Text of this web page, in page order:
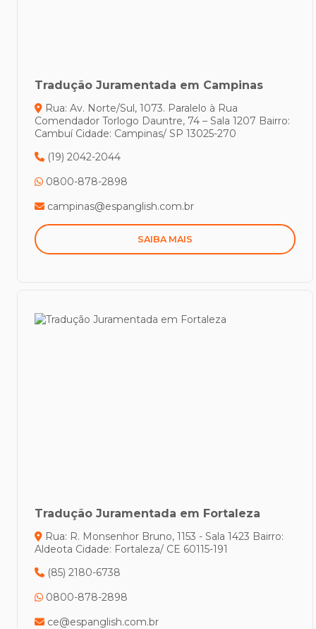
Tradução Juramentada em Campinas
Rua: Av. Norte/Sul, 1073. Paralelo à Rua
Comendador Torlogo Dauntre, 74 – Sala 1207 Bairro:
Cambuí Cidade: Campinas/ SP 13025-270
(19) 2042-2044
0800-878-2898
campinas@espanglish.com.br
SAIBA MAIS
Tradução Juramentada em Fortaleza
Rua: R. Monsenhor Bruno, 1153 - Sala 1423 Bairro:
Aldeota Cidade: Fortaleza/ CE 60115-191
(85) 2180-6738
0800-878-2898
ce@espanglish.com.br